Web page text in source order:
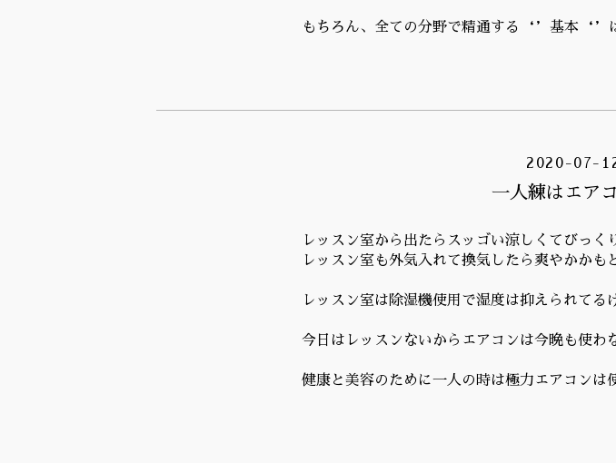
もちろん、全ての分野で精通する‘’基本‘’
2020-07-
一人練はエア
レッスン室から出たらスッゴい涼しくてびっく
レッスン室も外気入れて換気したら爽やかかも
レッスン室は除湿機使用で湿度は抑えられて
今日はレッスンないからエアコンは今晩も使わ
健康と美容のために一人の時は極力エアコンは